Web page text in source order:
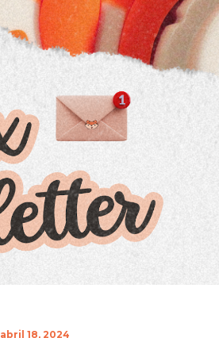
abril 18, 2024